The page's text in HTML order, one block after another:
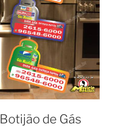
Botijão de Gás